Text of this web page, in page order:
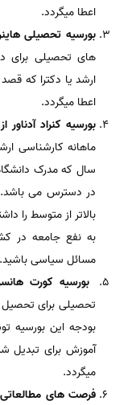
اعطا میگردد.
بورسیه تحصیلی
های تحصیلی برای
ارشد یا دکترا که
اعطا میگردد.
بورسیه کنراد آدناور
سال که مدرک
در دسترس می
بالاتر از متوسط را
به نفع جامعه در
مسائل سیاسی باشید.
بورسیه کورت
تحصیلی برای تحصیل
بودجه این بورسیه
آموزش برای تبدیل
میگردد.